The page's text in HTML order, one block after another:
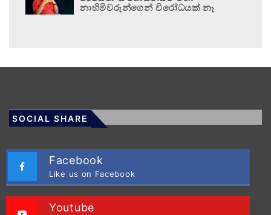
නාහිමිවරුන්ගෙන් විරෝධයක් නෑ
SOCIAL SHARE
Facebook
Like us on Facebook
Youtube